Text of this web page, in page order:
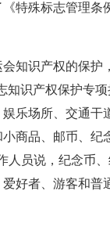
特殊标志管理条
识产权的保护
知识产权保护专
乐场所、交通干
商品、邮币、纪
人员说，纪念币
好者、游客和普